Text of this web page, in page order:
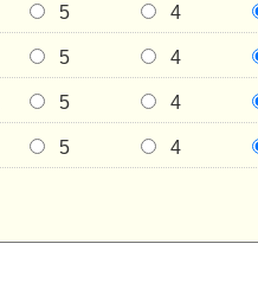
5 4
5 4
5 4
5 4